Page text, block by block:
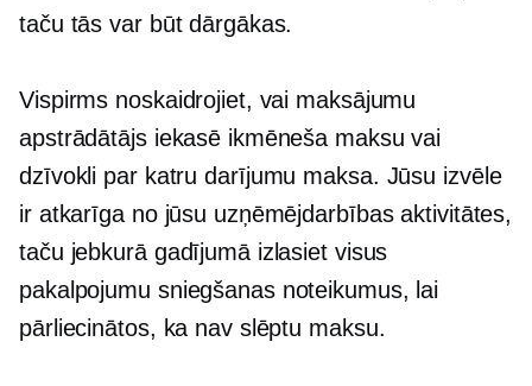
taču tās var būt dārgākas.
Vispirms noskaidrojiet, vai maksājumu
apstrādātājs iekasē ikmēneša maksu vai
dzīvokli par katru darījumu maksa. Jūsu izvēle
ir atkarīga no jūsu uzņēmējdarbības aktivitātes,
taču jebkurā gadījumā izlasiet visus
pakalpojumu sniegšanas noteikumus, lai
pārliecinātos, ka nav slēptu maksu.